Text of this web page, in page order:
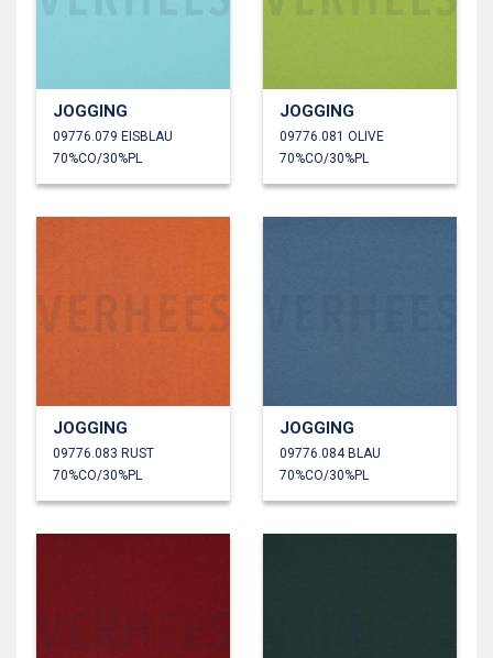
JOGGING
09776.079 EISBLAU
70%CO/30%PL
JOGGING
09776.081 OLIVE
70%CO/30%PL
JOGGING
09776.083 RUST
70%CO/30%PL
JOGGING
09776.084 BLAU
70%CO/30%PL